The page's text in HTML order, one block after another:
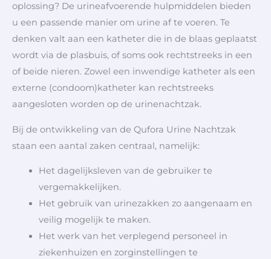
oplossing? De urineafvoerende hulpmiddelen bieden
u een passende manier om urine af te voeren. Te
denken valt aan een katheter die in de blaas geplaatst
wordt via de plasbuis, of soms ook rechtstreeks in een
of beide nieren. Zowel een inwendige katheter als een
externe (condoom)katheter kan rechtstreeks
aangesloten worden op de urinenachtzak.
Bij de ontwikkeling van de Qufora Urine Nachtzak
staan een aantal zaken centraal, namelijk:
Het dagelijksleven van de gebruiker te
vergemakkelijken.
Het gebruik van urinezakken zo aangenaam en
veilig mogelijk te maken.
Het werk van het verplegend personeel in
ziekenhuizen en zorginstellingen te